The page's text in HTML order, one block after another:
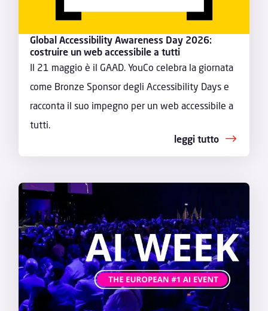
Global Accessibility Awareness Day 2026:
costruire un web accessibile a tutti
Il 21 maggio è il GAAD. YouCo celebra la giornata
come Bronze Sponsor degli Accessibility Days e
racconta il suo impegno per un web accessibile a
tutti.
leggi tutto